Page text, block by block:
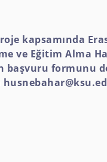
kapsamında
ve Eğitim Alma
formunu